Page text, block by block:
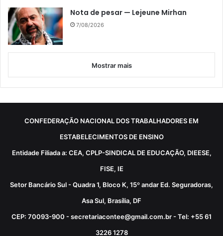
Nota de pesar — Lejeune Mirhan
7/08/2026
Mostrar mais
CONFEDERAÇÃO NACIONAL DOS TRABALHADORES EM
ESTABELECIMENTOS DE ENSINO
Entidade Filiada a: CEA, CPLP-SINDICAL DE EDUCAÇÃO, DIEESE,
FISE, IE
Setor Bancário Sul - Quadra 1, Bloco K, 15º andar Ed. Seguradoras,
Asa Sul, Brasília, DF
CEP: 70093-900 - secretariacontee@gmail.com.br - Tel: +55 61
3226 1278